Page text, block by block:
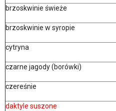
brzoskwinie świeże
brzoskwinie w syropie
cytryna
czarne jagody (borówki)
czereśnie
daktyle suszone